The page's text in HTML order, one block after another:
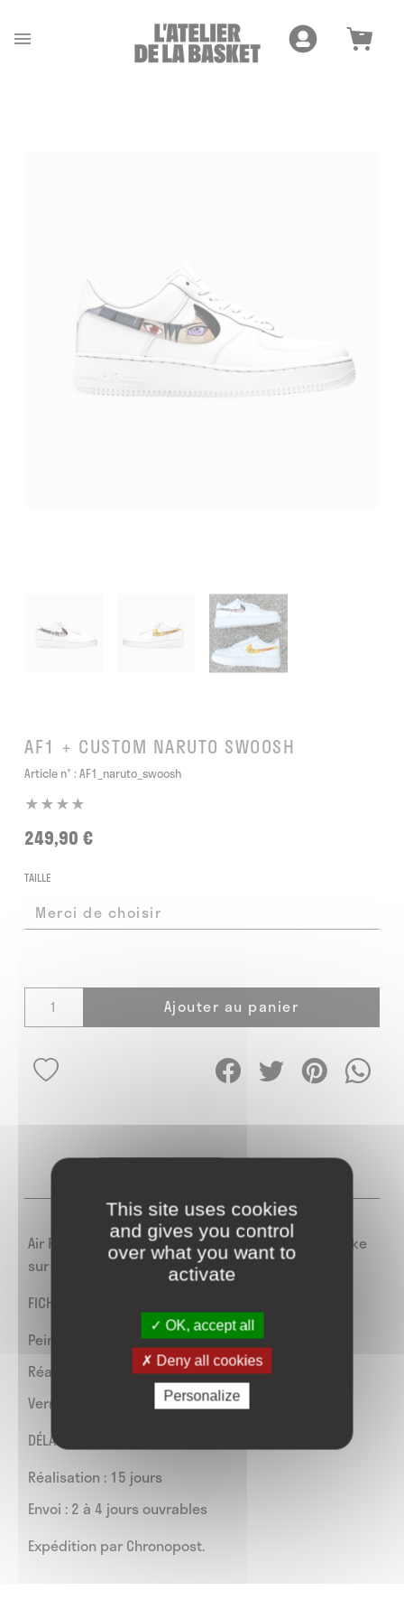

AF1 + CUSTOM NARUTO SWOOSH
Article n° : AF1_naruto_swoosh
★★★★
249,90 €
TAILLE
Ajouter au panier
Air Force One avec personnalisation Naruto / Sasuke
sur les swoosh extérieurs.
FICHE TECHNIQUE :
Peinture spéciale cuir (angelus)
Réalisé à la main par nos artistes
Vernis 3 fois pour une meilleur durée de vie
DÉLAIS :
Réalisation : 15 jours
Envoi : 2 à 4 jours ouvrables
Expédition par Chronopost.
This site uses cookies
and gives you control
over what you want to
activate
OK, accept all
Deny all cookies
Personalize